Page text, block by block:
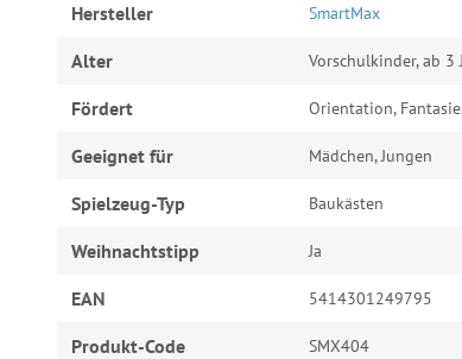
Hersteller SmartMax
Alter Vorschulkinder, ab 3
Fördert Orientation,
Geeignet für Mädchen, Jungen
Spielzeug-Typ Baukästen
Weihnachtstipp Ja
EAN 5414301249795
Produkt-Code SMX404